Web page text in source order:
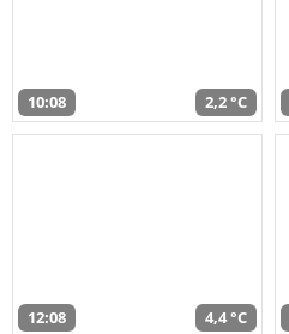
10:08 2,2 °C
12:08 4,4 °C